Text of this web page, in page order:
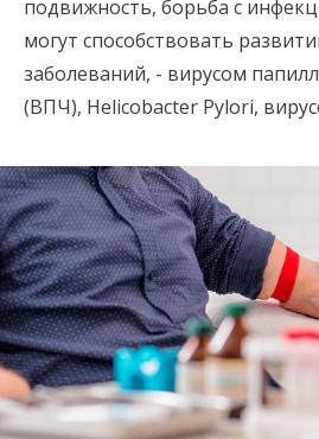
подвижность, борьба с
могут способствовать
заболеваний, - вирусом
(ВПЧ), Helicobacter Pylori,